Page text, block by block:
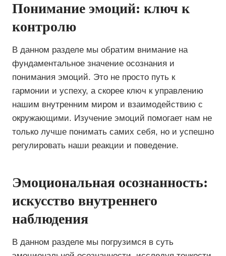
Понимание эмоций: ключ к
контролю
В данном разделе мы обратим внимание на
фундаментальное значение осознания и
понимания эмоций. Это не просто путь к
гармонии и успеху, а скорее ключ к управлению
нашим внутренним миром и взаимодействию с
окружающими. Изучение эмоций помогает нам не
только лучше понимать самих себя, но и успешно
регулировать наши реакции и поведение.
Эмоциональная осознанность:
искусство внутреннего
наблюдения
В данном разделе мы погрузимся в суть